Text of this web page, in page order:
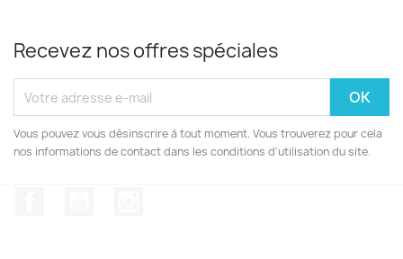
Recevez nos offres spéciales
Vous pouvez vous désinscrire à tout moment. Vous trouverez pour cela
nos informations de contact dans les conditions d'utilisation du site.